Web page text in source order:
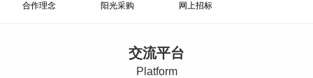
合作理念 阳光采购 网上招标
交流平台
Platform